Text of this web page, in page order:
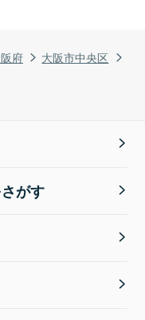
府
大阪市中央区
がす